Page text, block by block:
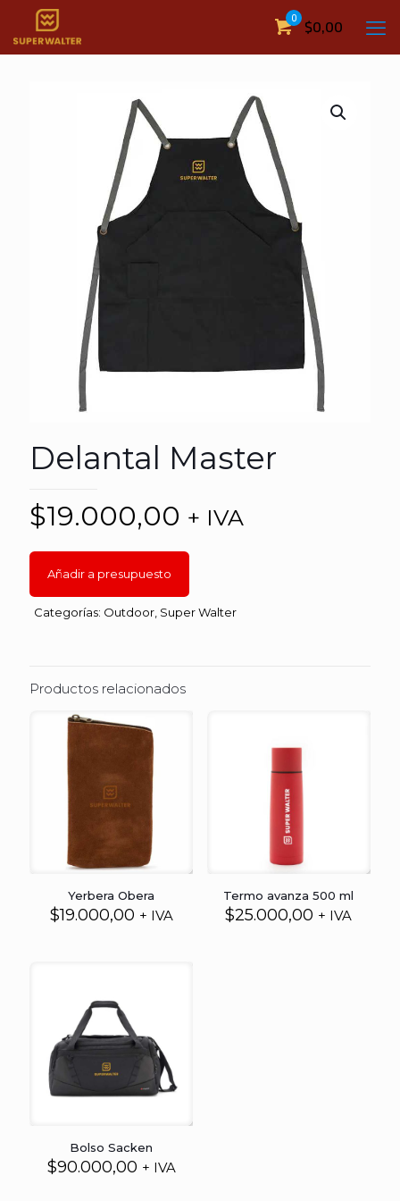
0
$0,00
Delantal Master
$19.000,00 + IVA
Añadir a presupuesto
Categorías: Outdoor Super Walter
Productos relacionados
Yerbera Obera
$19.000,00 + IVA
Termo avanza 500 ml
$25.000,00 + IVA
Bolso Sacken
$90.000,00 + IVA